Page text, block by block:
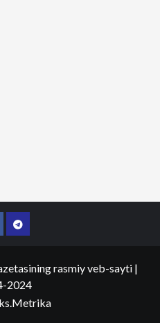
Telegram
rasmiy veb-sayti |
2024